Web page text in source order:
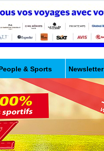
& Sports Newsletter